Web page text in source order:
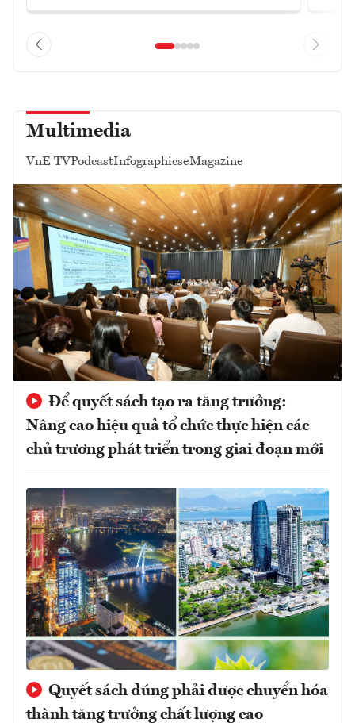
Multimedia
VnE TVPodcastInfographicseMagazine
Để quyết sách tạo ra tăng trưởng:
Nâng cao hiệu quả tổ chức thực hiện các
chủ trương phát triển trong giai đoạn mới
Quyết sách đúng phải được chuyển hóa
thành tăng trưởng chất lượng cao